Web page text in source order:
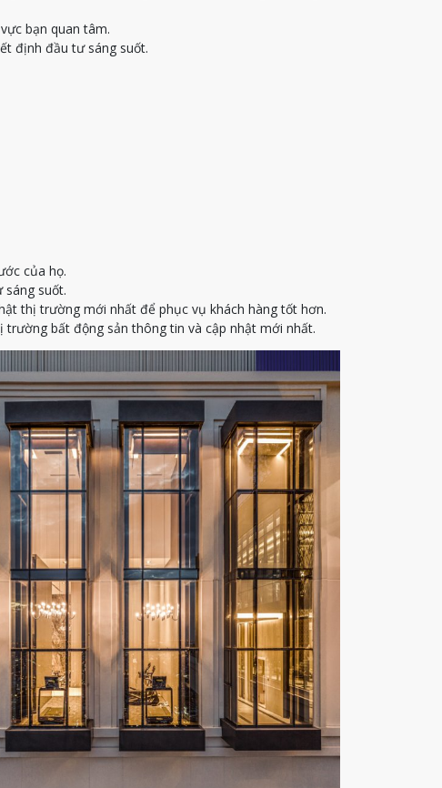
bạn quan tâm.
định đầu tư sáng suốt.
của họ.
suốt.
thị trường mới nhất để phục vụ khách hàng tốt hơn.
bất động sản thông tin và cập nhật mới nhất.